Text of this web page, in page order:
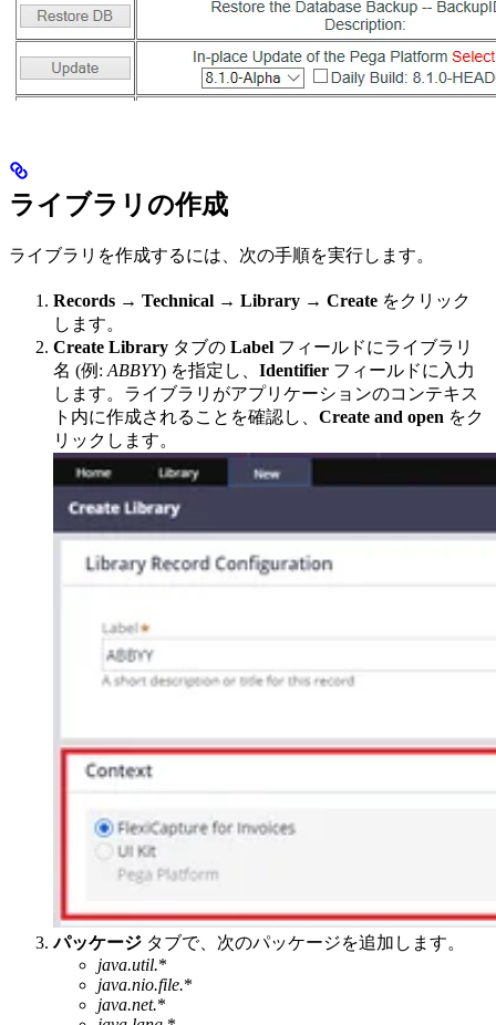
ライブラリの作成
ライブラリを作成するには、次の手順を実行します。
Records → Technical → Library → Create をクリック
します。
Create Library タブの Label フィールドにライブラリ
名 (例: ABBYY) を指定し、 Identifier フィールドに入力
します。ライブラリがアプリケーションのコンテキス
ト内に作成されることを確認し、 Create and open をク
リックします。
パッケージ タブで、次のパッケージを追加します。
java.util.*
java.nio.file.*
java.net.*